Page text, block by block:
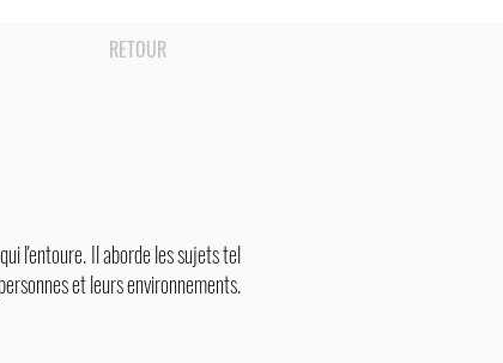
RETOUR
l'entoure. Il aborde les sujets tel
et leurs environnements.